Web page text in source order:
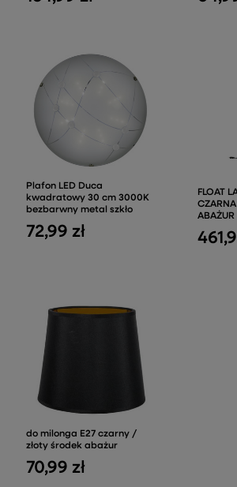
Plafon LED Duca
kwadratowy 30 cm 3000K
bezbarwny metal szkło
72,99 zł
FLOAT
do milonga E27 czarny /
złoty środek abażur
70,99 zł